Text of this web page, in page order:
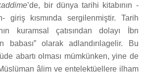
’de, bir dünya tarihi kitabının -
giriş kısmında sergilenmiştir. Tarih
kuramsal çatısından dolayı İbn
babası” olarak adlandırılagelir. Bu
abartı olması mümkünken, yine de
âlim ve entelektüellere ilham